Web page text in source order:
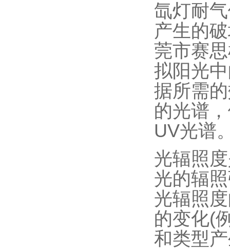
氙灯耐
产生的
莞市赛
拟阳光
据所需
的光谱
UV光谱
光辐照
光的辐
光辐照
的变化(
和类型